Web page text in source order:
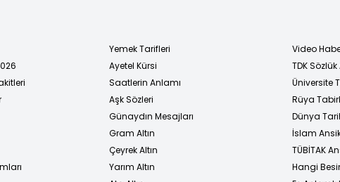
Yemek Tarifleri
Ayetel Kürsi
Saatlerin Anlamı
Aşk Sözleri
Günaydın Mesajları
Gram Altın
Çeyrek Altın
Yarım Altın
Video
TDK
Üniversite
Rüya
Dünya
İslam
TÜBİTAK
Hangi